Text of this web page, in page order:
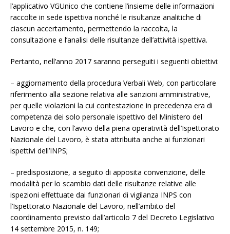
l’applicativo VGUnico che contiene l’insieme delle informazioni
raccolte in sede ispettiva nonché le risultanze analitiche di
ciascun accertamento, permettendo la raccolta, la
consultazione e l’analisi delle risultanze dell’attività ispettiva.
Pertanto, nell’anno 2017 saranno perseguiti i seguenti obiettivi:
– aggiornamento della procedura Verbali Web, con particolare
riferimento alla sezione relativa alle sanzioni amministrative,
per quelle violazioni la cui contestazione in precedenza era di
competenza dei solo personale ispettivo del Ministero del
Lavoro e che, con l’avvio della piena operatività dell’Ispettorato
Nazionale del Lavoro, è stata attribuita anche ai funzionari
ispettivi dell’INPS;
– predisposizione, a seguito di apposita convenzione, delle
modalità per lo scambio dati delle risultanze relative alle
ispezioni effettuate dai funzionari di vigilanza INPS con
l’Ispettorato Nazionale del Lavoro, nell’ambito del
coordinamento previsto dall’articolo 7 del Decreto Legislativo
14 settembre 2015, n. 149;